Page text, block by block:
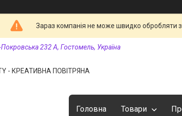
Зараз компанія не може швидко обробляти
232 А, Гостомель, Україна
- КРЕАТИВНА ПОВІТРЯНА
Головна Товари